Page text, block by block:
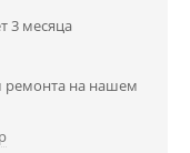
3 месяца
ремонта на нашем